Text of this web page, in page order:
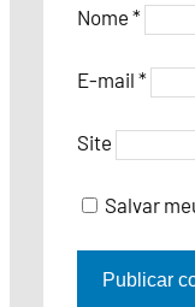
Nome *
E-mail *
Site
Salvar